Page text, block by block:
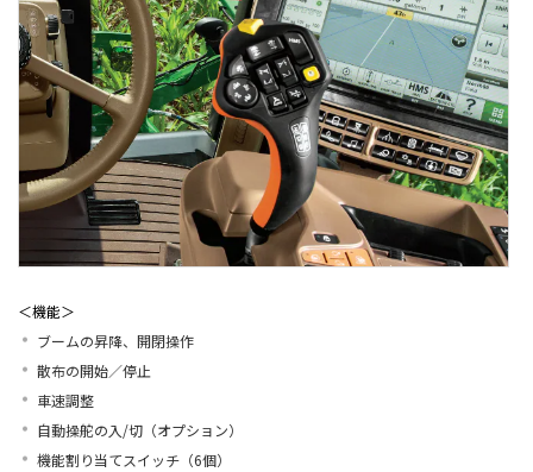
＜機能＞
ブームの昇降、開閉操作
散布の開始／停止
車速調整
自動操舵の入/切（オプション）
機能割り当てスイッチ（6個）